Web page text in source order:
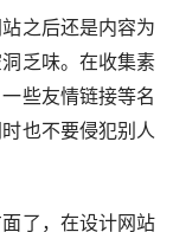
之后还是内容为
乏味。在收集素
些友情链接等名
也不要侵犯别人
了，在设计网站